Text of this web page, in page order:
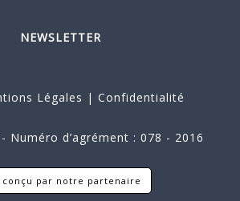
NEWSLETTER
Légales | Confidentialité
Numéro d’agrément : 078 - 2016
conçu par notre partenaire